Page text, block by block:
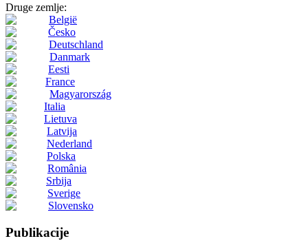
Druge zemlje:
België
Česko
Deutschland
Danmark
Eesti
France
Magyarország
Italia
Lietuva
Latvija
Nederland
Polska
România
Srbija
Sverige
Slovensko
Publikacije